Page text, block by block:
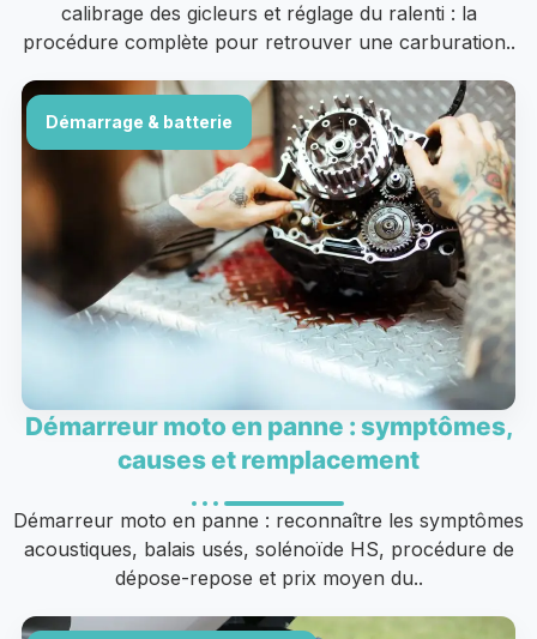
calibrage des gicleurs et réglage du ralenti : la
procédure complète pour retrouver une carburation..
Démarrage & batterie
Démarreur moto en panne : symptômes,
causes et remplacement
Démarreur moto en panne : reconnaître les symptômes
acoustiques, balais usés, solénoïde HS, procédure de
dépose-repose et prix moyen du..